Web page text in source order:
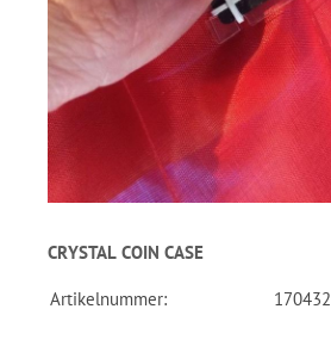
CRYSTAL COIN CASE
Artikelnummer: 170432